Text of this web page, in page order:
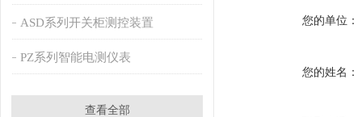
ASD系列开关柜测控装置
PZ系列智能电测仪表
查看全部
您的单位：
您的姓名：